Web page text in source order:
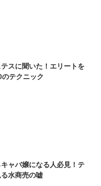
スに聞いた！エリートを
テクニック
ャバ嬢になる人必見！テ
水商売の嘘